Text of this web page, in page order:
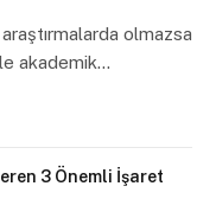
olmazsa
akademik…
3 Önemli İşaret